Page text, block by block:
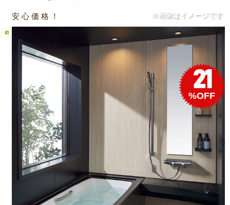
※画像はイメージです
安 心 価 格 ！
21
%OFF